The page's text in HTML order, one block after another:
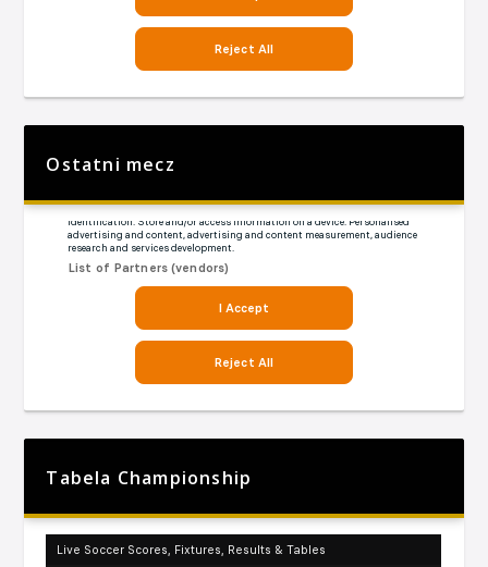
Ostatni mecz
Tabela Championship